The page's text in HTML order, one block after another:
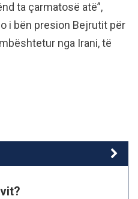
ta çarmatosë atë”,
i bën presion Bejrutit për
nga Irani, të